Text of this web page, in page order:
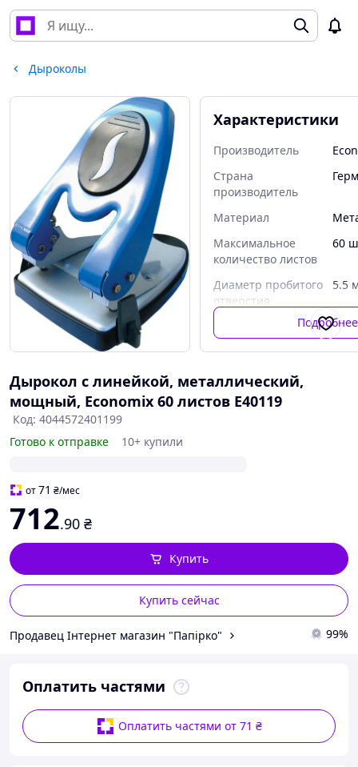
Дыроколы
Характеристики
Производитель
Страна
производитель
Материал
Максимальное
количество листов
60
Диаметр пробитого
отверстия
5.5
Подробнее
Дырокол с линейкой, металлический,
мощный, Economix 60 листов E40119
Код: 4044572401199
Готово к отправке
10+ купили
от71 ₴/мес
712.90 ₴
Купить сейчас
Купить
Продавец Інтернет магазин "Папірко" 99%
Оплатить частями
Оплатить частями от 71 ₴